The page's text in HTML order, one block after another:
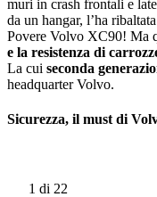
muri in crash frontali e
da un hangar, lʼha
Povere Volvo XC90! Ma
e la resistenza di
La cui seconda
headquarter Volvo.
Sicurezza, il must di
1 di 22